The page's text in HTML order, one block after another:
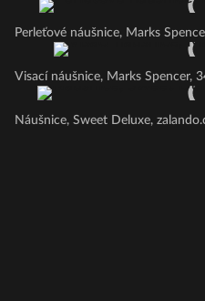
Perleťové náušnice, Marks
Visací náušnice, Marks Spencer,
Náušnice, Sweet Deluxe,